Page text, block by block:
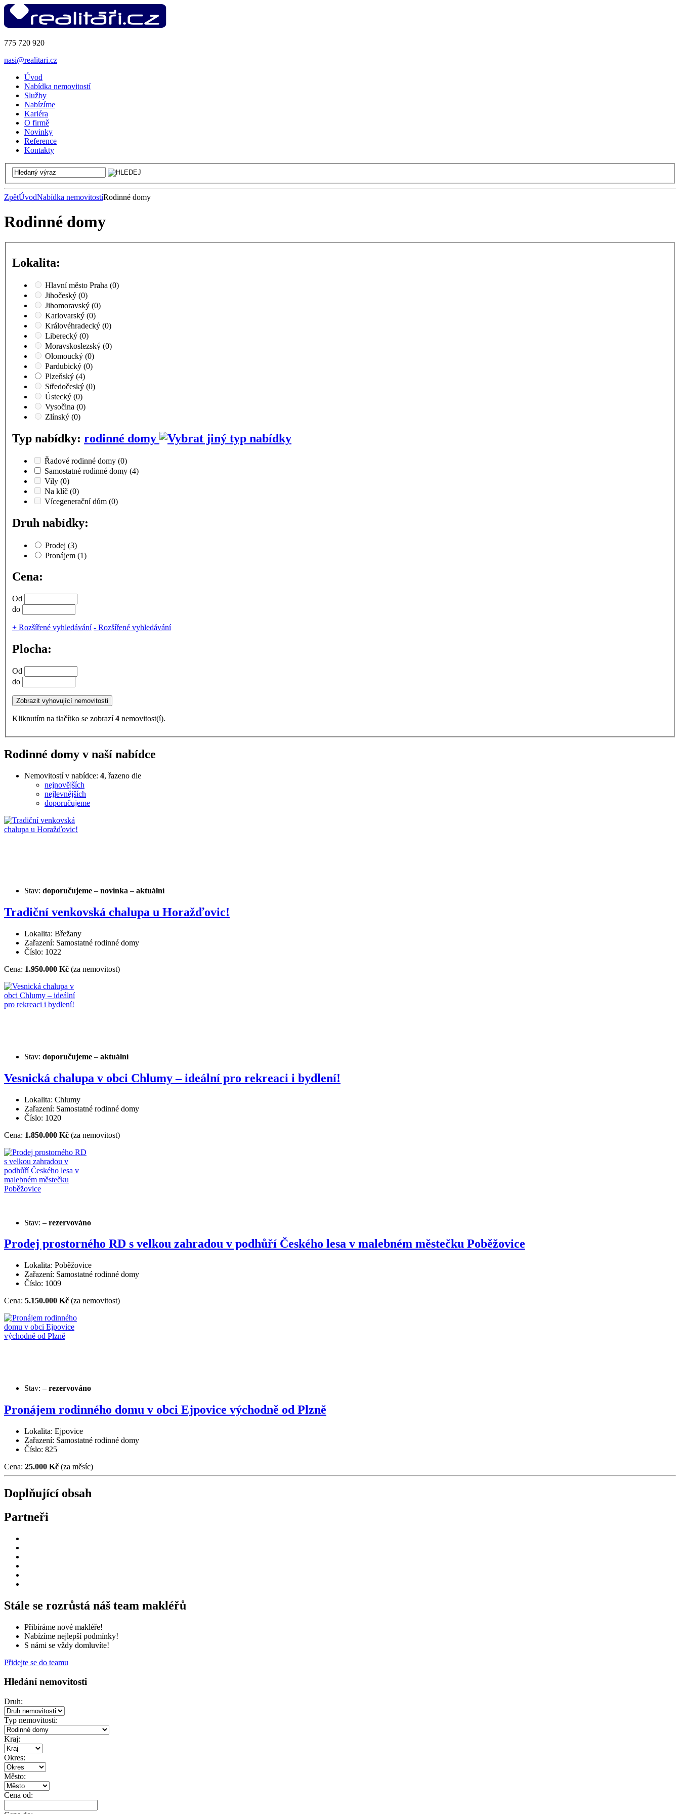
775 720 920
nasi@realitari.cz
Úvod
Nabídka nemovitostí
Služby
Nabízíme
Kariéra
O firmě
Novinky
Reference
Kontakty
ZpětÚvodNabídka nemovitostíRodinné domy
Rodinné domy
Lokalita:
Hlavní město Praha (0)
Jihočeský (0)
Jihomoravský (0)
Karlovarský (0)
Královéhradecký (0)
Liberecký (0)
Moravskoslezský (0)
Olomoucký (0)
Pardubický (0)
Plzeňský (4)
Středočeský (0)
Ústecký (0)
Vysočina (0)
Zlínský (0)
Typ nabídky: rodinné domy
Řadové rodinné domy (0)
Samostatné rodinné domy (4)
Vily (0)
Na klíč (0)
Vícegenerační dům (0)
Druh nabídky:
Prodej (3)
Pronájem (1)
Cena:
Od
do
+ Rozšířené vyhledávání - Rozšířené vyhledávání
Plocha:
Od
do
Kliknutím na tlačítko se zobrazí4 nemovitost(í).
Rodinné domy v naší nabídce
Nemovitostí v nabídce: 4, řazeno dle
nejnovějších
nejlevnějších
doporučujeme
Stav: doporučujeme – novinka – aktuální
Tradiční venkovská chalupa u Horažďovic!
Lokalita: Břežany
Zařazení: Samostatné rodinné domy
Číslo: 1022
Cena: 1.950.000 Kč (za nemovitost)
Stav: doporučujeme – aktuální
Vesnická chalupa v obci Chlumy – ideální pro rekreaci i bydlení!
Lokalita: Chlumy
Zařazení: Samostatné rodinné domy
Číslo: 1020
Cena: 1.850.000 Kč (za nemovitost)
Stav: – rezervováno
Prodej prostorného RD s velkou zahradou v podhůří Českého lesa v malebném městečku Poběžovice
Lokalita: Poběžovice
Zařazení: Samostatné rodinné domy
Číslo: 1009
Cena: 5.150.000 Kč (za nemovitost)
Stav: – rezervováno
Pronájem rodinného domu v obci Ejpovice východně od Plzně
Lokalita: Ejpovice
Zařazení: Samostatné rodinné domy
Číslo: 825
Cena: 25.000 Kč (za měsíc)
Doplňující obsah
Partneři
Stále se rozrůstá náš team makléřů
Přibíráme nové makléře!
Nabízíme nejlepší podmínky!
S námi se vždy domluvíte!
Přidejte se do teamu
Hledání nemovitosti
Druh:
Typ nemovitosti:
Kraj:
Okres:
Město:
Cena od: